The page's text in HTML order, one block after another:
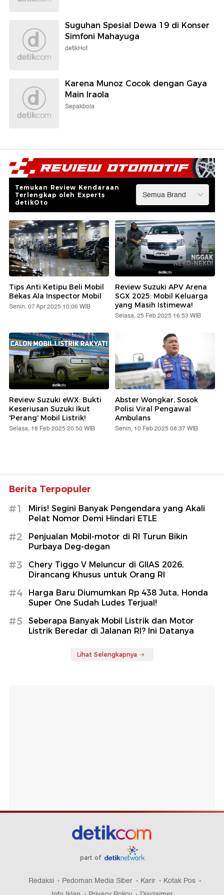
Suguhan Spesial Dewa 19 di Konser
Simfoni Mahayuga
detikHot
Karena Munoz Cocok dengan Gaya
Main Iraola
Sepakbola
Temukan Review Kendaraan
Terlengkap oleh Experts
detikOto
Tips Anti Ketipu Beli Mobil
Bekas Ala Inspector Mobil
Senin, 07 Apr 2025 10:06 WIB
Review Suzuki APV Arena
SGX 2025: Mobil Keluarga
yang Masih Istimewa!
Selasa, 25 Feb 2025 16:53 WIB
Review Suzuki eWX: Bukti
Keseriusan Suzuki Ikut
'Perang' Mobil Listrik!
Selasa, 18 Feb 2025 20:50 WIB
Abster Wongkar, Sosok
Polisi Viral Pengawal
Ambulans
Senin, 10 Feb 2025 08:37 WIB
Berita Terpopuler
#1
Miris! Segini Banyak Pengendara yang Akali
Pelat Nomor Demi Hindari ETLE
#2
Penjualan Mobil-motor di RI Turun Bikin
Purbaya Deg-degan
#3
Chery Tiggo V Meluncur di GIIAS 2026,
Dirancang Khusus untuk Orang RI
#4
Harga Baru Diumumkan Rp 438 Juta, Honda
Super One Sudah Ludes Terjual!
#5
Seberapa Banyak Mobil Listrik dan Motor
Listrik Beredar di Jalanan RI? Ini Datanya
Lihat Selengkapnya
part of
Redaksi Pedoman Media Siber Karir
Kotak Pos